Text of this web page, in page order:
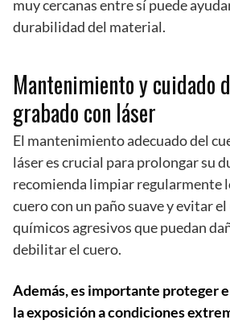
muy cercanas entre sí puede
durabilidad del material.
Mantenimiento y cuidado
grabado con láser
El mantenimiento adecuado del
láser es crucial para prolongar su
recomienda limpiar regularmente
cuero con un paño suave y evitar
químicos agresivos que puedan
debilitar el cuero.
Además, es importante proteger
la exposición a condiciones